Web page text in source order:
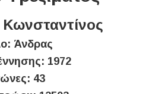
Άνδρας
1972
43